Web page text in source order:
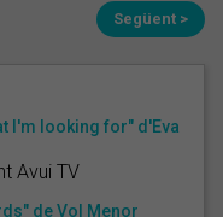
Següent >
I'm looking for" d'Eva
Avui TV
de Vol Menor